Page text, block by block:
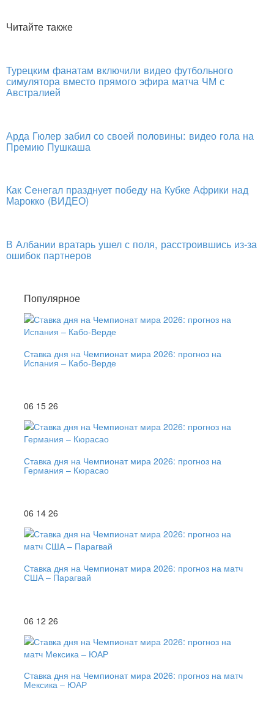
Читайте также
Турецким фанатам включили видео футбольного
симулятора вместо прямого эфира матча ЧМ с
Австралией
Арда Гюлер забил со своей половины: видео гола на
Премию Пушкаша
Как Сенегал празднует победу на Кубке Африки над
Марокко (ВИДЕО)
В Албании вратарь ушел с поля, расстроившись из-за
ошибок партнеров
Популярное
Ставка дня на Чемпионат мира 2026: прогноз на
Испания – Кабо-Верде
06 15 26
Ставка дня на Чемпионат мира 2026: прогноз на
Германия – Кюрасао
06 14 26
Ставка дня на Чемпионат мира 2026: прогноз на матч
США – Парагвай
06 12 26
Ставка дня на Чемпионат мира 2026: прогноз на матч
Мексика – ЮАР